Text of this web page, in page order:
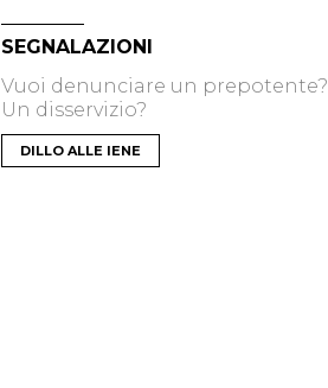
SEGNALAZIONI
Vuoi denunciare un prepotente?
Un disservizio?
DILLO ALLE IENE